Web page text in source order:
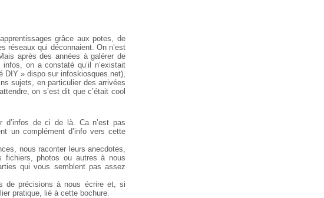
grâce aux potes, de
réseaux qui déconnaient. On n’est
après des années à galérer de
on a constaté qu’il n’existait
DIY » dispo sur infoskiosques.net),
sujets, en particulier des arrivées
on s’est dit que c’était cool
d’infos de ci de là. Ca n’est pas
un complément d’info vers cette
nous raconter leurs anecdotes,
fichiers, photos ou autres à nous
qui vous semblent pas assez
de précisions à nous écrire et, si
pratique, lié à cette bochure.